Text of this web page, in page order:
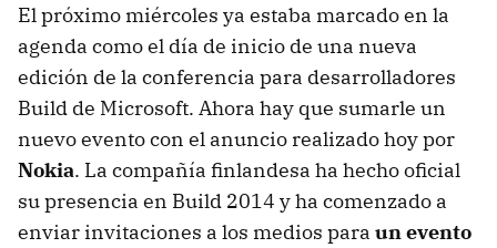
El próximo miércoles ya estaba marcado en la
agenda como el día de inicio de una nueva
edición de la conferencia para desarrolladores
Build de Microsoft. Ahora hay que sumarle un
nuevo evento con el anuncio realizado hoy por
Nokia. La compañía finlandesa ha hecho oficial
su presencia en Build 2014 y ha comenzado a
enviar invitaciones a los medios para un evento